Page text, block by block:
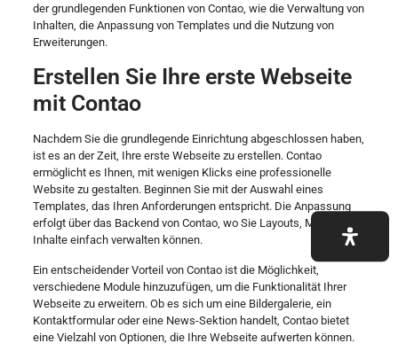
der grundlegenden Funktionen von Contao, wie die Verwaltung von
Inhalten, die Anpassung von Templates und die Nutzung von
Erweiterungen.
Erstellen Sie Ihre erste Webseite
mit Contao
Nachdem Sie die grundlegende Einrichtung abgeschlossen haben,
ist es an der Zeit, Ihre erste Webseite zu erstellen. Contao
ermöglicht es Ihnen, mit wenigen Klicks eine professionelle
Website zu gestalten. Beginnen Sie mit der Auswahl eines
Templates, das Ihren Anforderungen entspricht. Die Anpassung
erfolgt über das Backend von Contao, wo Sie Layouts, Module und
Inhalte einfach verwalten können.
Ein entscheidender Vorteil von Contao ist die Möglichkeit,
verschiedene Module hinzuzufügen, um die Funktionalität Ihrer
Webseite zu erweitern. Ob es sich um eine Bildergalerie, ein
Kontaktformular oder eine News-Sektion handelt, Contao bietet
eine Vielzahl von Optionen, die Ihre Webseite aufwerten können.